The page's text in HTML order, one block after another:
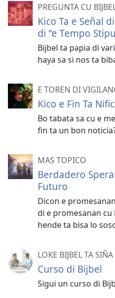
PREGUNTA CU
Kico Ta e Señal
di “e Tempo
Bijbel ta papia di
haya sa si nos ta
E TOREN DI
Kico e Fin Ta
Bo tabata sa cu e
fin ta un bon
MAS TOPICO
Berdadero
Futuro
Dicon e
di e promesanan
hende ta bisa lo
LOKE BIJBEL TA SIÑA
Curso di Bijbel
Sigui un curso di